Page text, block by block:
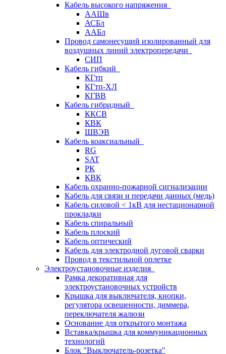
Кабель высокого напряжения
ААШв
АСБл
ААБл
Провод самонесущий изолированный для
воздушных линий электропередачи
СИП
Кабель гибкий
КГтп
КГтп-ХЛ
КГВВ
Кабель гибридный
ККСВ
КВК
ШВЭВ
Кабель коаксиальный
RG
SAT
РК
КВК
Кабель охранно-пожарной сигнализации
Кабель для связи и передачи данных (медь)
Кабель силовой < 1кВ для нестационарной
прокладки
Кабель спиральный
Кабель плоский
Кабель оптический
Кабель для электродной дуговой сварки
Провод в текстильной оплетке
Электроустановочные изделия
Рамка декоративная для
электроустановочных устройств
Крышка для выключателя, кнопки,
регулятора освещенности, диммера,
переключателя жалюзи
Основание для открытого монтажа
Вставка/крышка для коммуникационных
технологий
Блок "Выключатель-розетка"